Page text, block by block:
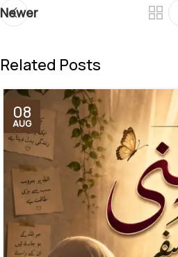
Newer
Related Posts
08
AUG